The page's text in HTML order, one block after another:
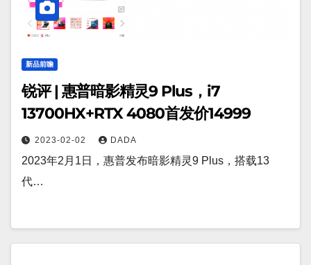
新品前瞻
锐评 | 惠普暗影精灵9 Plus，i7
13700HX+RTX 4080首发价14999
2023-02-02 DADA
2023年2月1日，惠普发布暗影精灵9 Plus，搭载13
代…